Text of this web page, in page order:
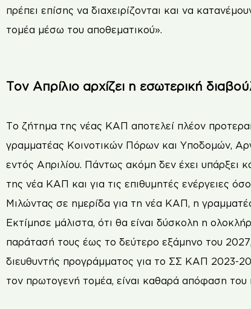
πρέπει επίσης να διαχειρίζονται και να
τομέα μέσω του αποθεματικού».
Τον Απρίλιο αρχίζει η εσωτερική
Το ζήτημα της νέας ΚΑΠ αποτελεί πλέον
γραμματέας Κοινοτικών Πόρων και Υποδομών,
εντός Απριλίου. Πάντως ακόμη δεν έχει υπάρξει
της νέα ΚΑΠ και για τις επιθυμητές ενέργειες
Μιλώντας σε ημερίδα για τη νέα ΚΑΠ, η
Εκτίμησε μάλιστα, ότι θα είναι δύσκολη η
παράτασή τους έως το δεύτερο εξάμηνο του
διευθυντής προγράμματος για το ΣΣ ΚΑΠ 2023-
τον πρωτογενή τομέα, είναι καθαρά απόφαση του